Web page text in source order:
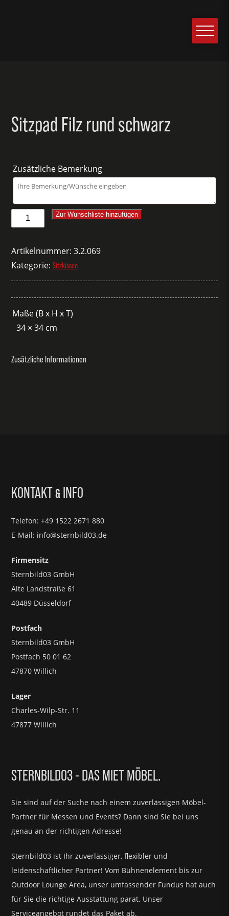
Sitzpad Filz rund schwarz
Zusätzliche Bemerkung
Sitzpad
Filz
Menge
Zur Wunschliste hinzufügen
Artikelnummer:3.2.069
Kategorie:Sitzkissen
Maße (B x H x T)
34 × 34 cm
Zusätzliche Informationen
KONTAKT& INFO
Telefon: +49 1522 2671 880
E-Mail: info@sternbild03.de
Firmensitz
Sternbild03 GmbH
Alte Landstraße 61
40489 Düsseldorf
Postfach
Sternbild03 GmbH
Postfach 50 01 62
47870 Willich
Lager
Charles-Wilp-Str. 11
47877 Willich
STERNBILD03 - DAS MIET MÖBEL.
Sie sind auf der Suche nach einem zuverlässigen Möbel-
Partner für Messen und Events? Dann sind Sie bei uns
genau an der richtigen Adresse!
Sternbild03 ist Ihr zuverlässiger, flexibler und
leidenschaftlicher Partner! Vom Bühnenelement bis zur
Outdoor Lounge Area, unser umfassender Fundus hat auch
für Sie die richtige Ausstattung parat. Unser
Serviceangebot rundet das Paket ab.